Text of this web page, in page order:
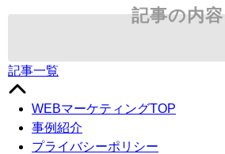
記事の内容
記事一覧
WEBマーケティングTOP
事例紹介
プライバシーポリシー